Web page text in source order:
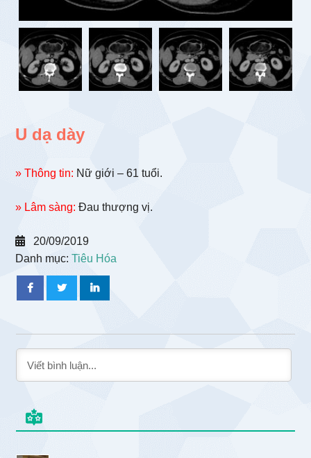
U dạ dày
» Thông tin: Nữ giới – 61 tuổi.
» Lâm sàng: Đau thượng vị.
20/09/2019
Danh mục:Tiêu Hóa